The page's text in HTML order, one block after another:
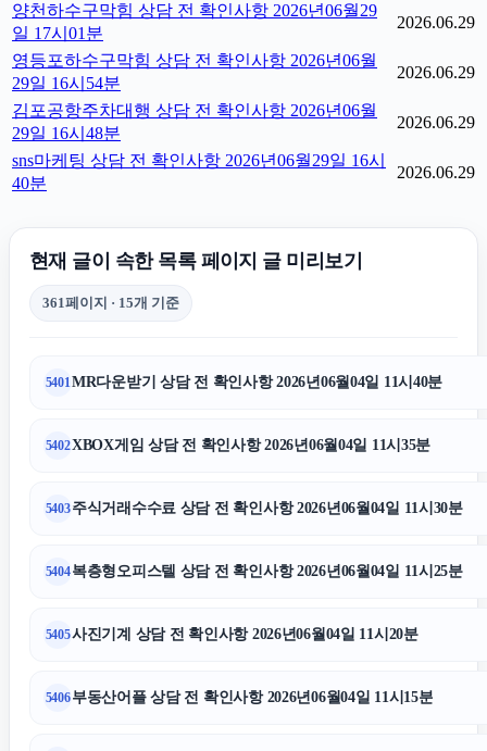
양천하수구막힘 상담 전 확인사항 2026년06월29
일 17시01분
2026.06.29
영등포하수구막힘 상담 전 확인사항 2026년06월
29일 16시54분
2026.06.29
김포공항주차대행 상담 전 확인사항 2026년06월
29일 16시48분
2026.06.29
sns마케팅 상담 전 확인사항 2026년06월29일 16시
40분
2026.06.29
현재 글이 속한 목록 페이지 글 미리보기
361페이지 · 15개 기준
5401 MR다운받기 상담 전 확인사항 2026년06월04일 11시40분
5402XBOX게임 상담 전 확인사항 2026년06월04일 11시35분
5403주식거래수수료 상담 전 확인사항 2026년06월04일 11시30분
5404복층형오피스텔 상담 전 확인사항 2026년06월04일 11시25분
5405사진기계 상담 전 확인사항 2026년06월04일 11시20분
5406부동산어플 상담 전 확인사항 2026년06월04일 11시15분